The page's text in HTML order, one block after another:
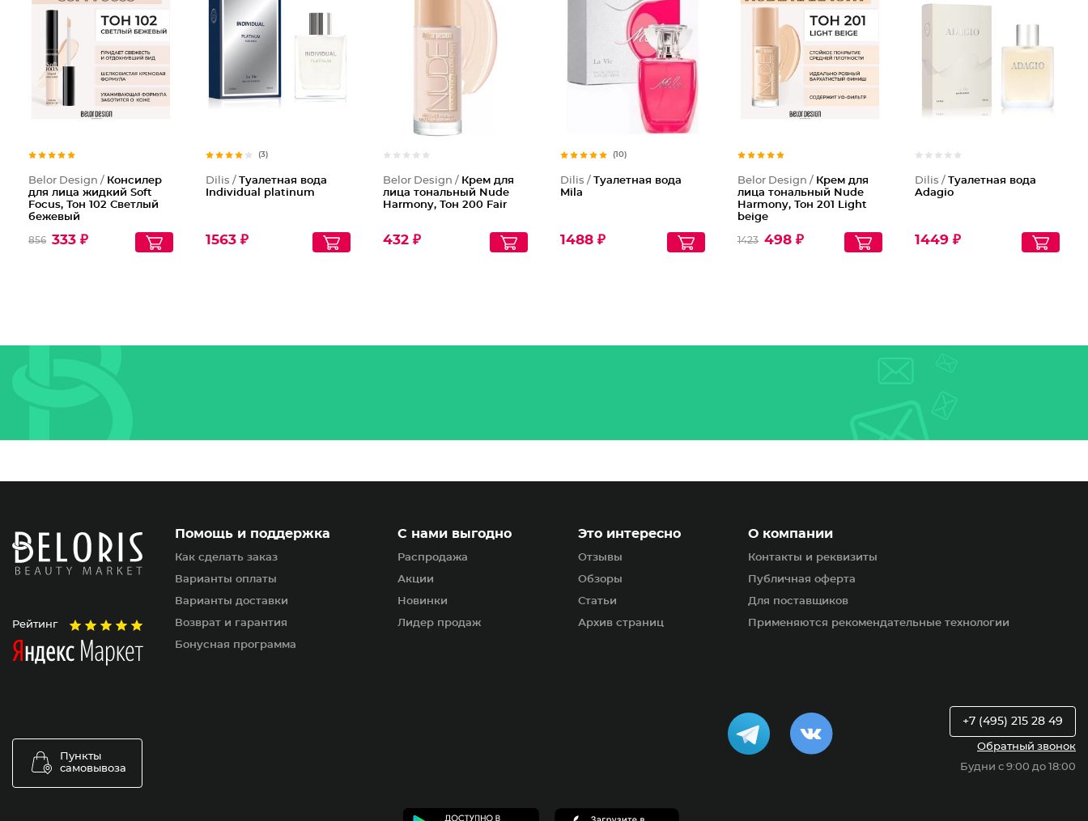
Консиле
Belor Design / Консилер
для лица жидкий Soft
Focus, Тон 102 Светлый
бежевый
856 333 ₽
(3)
Dilis / Туалетная вода
Individual platinum
1563 ₽
Belor Design / Крем для
лица тональный Nude
Harmony, Тон 200 Fair
432 ₽
(10)
Dilis / Туалетная вода
Mila
1488 ₽
Крем дл
Belor Design / Крем для
лица тональный Nude
Harmony, Тон 201 Light
beige
1423 498 ₽
Dilis / Туалетная вода
Adagio
1449 ₽
Рейтинг
Пункты
самовывоза
Помощь и поддержка
Как сделать заказ
Варианты оплаты
Варианты доставки
Возврат и гарантия
Бонусная программа
С нами выгодно
Распродажа
Акции
Новинки
Лидер продаж
Это интересно
Отзывы
Обзоры
Статьи
Архив страниц
О компании
Контакты и реквизиты
Публичная оферта
Для поставщиков
Применяются рекомендательные технологии
+7 (495) 215 28 49
Обратный звонок
Будни с 9:00 до 18:00